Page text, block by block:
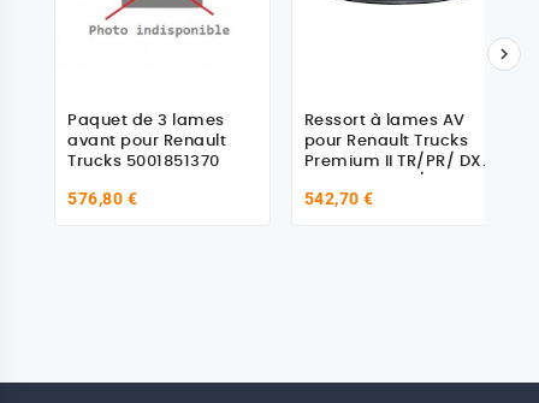
Paquet de 3 lames
avant pour Renault
Trucks 5001851370
576,80 €
Ressort à lames AV
pour Renault Trucks
Premium II TR/PR/ DXi
Magnum DXi 12/13
542,70 €
